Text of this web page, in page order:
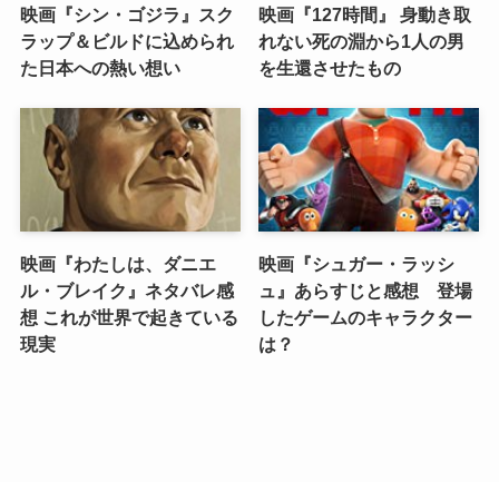
映画『シン・ゴジラ』スク
ラップ＆ビルドに込められ
た日本への熱い想い
映画『127時間』 身動き取
れない死の淵から1人の男
を生還させたもの
映画『わたしは、ダニエ
ル・ブレイク』ネタバレ感
想 これが世界で起きている
現実
映画『シュガー・ラッシ
ュ』あらすじと感想 登場
したゲームのキャラクター
は？